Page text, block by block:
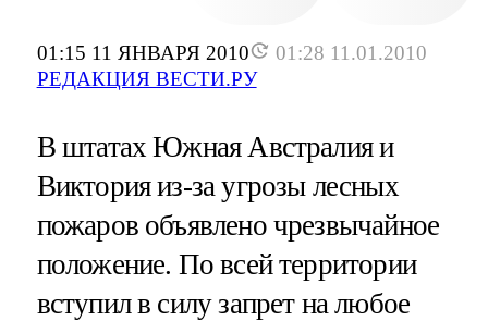
01:15 11 ЯНВАРЯ 2010
01:28 11.01.2010
РЕДАКЦИЯ ВЕСТИ.РУ
В штатах Южная Австралия и
Виктория из-за угрозы лесных
пожаров объявлено чрезвычайное
положение. По всей территории
вступил в силу запрет на любое